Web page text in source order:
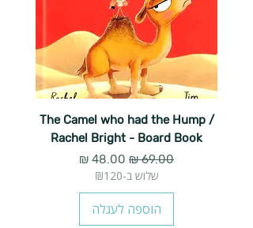
The Camel who had the Hump /
Rachel Bright - Board Book
מחיר רגיל מחיר מבצע
שלוש ב-₪120
הוספה לעגלה